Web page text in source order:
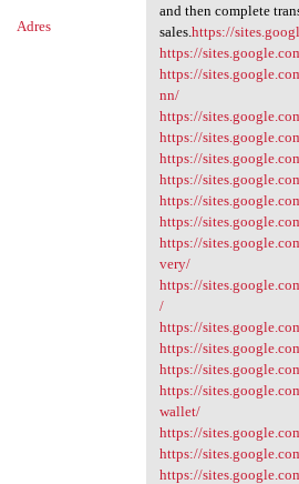
Adres
and then complete
sales. https://
https://
https://
nn/
https://
https://
https://
https://
https://
https://
https://
very/
https://
/
https://
https://
https://
https://
wallet/
https://
https://
https://